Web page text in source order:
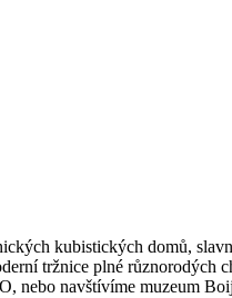
kubistických domů,
tržnice plné různorodých
nebo navštívíme muzeum